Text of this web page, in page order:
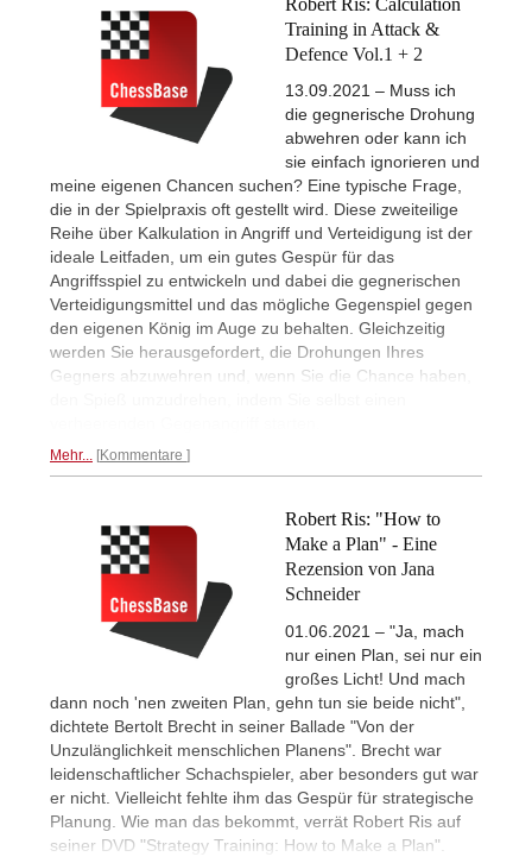
Robert Ris: Calculation
Training in Attack &
Defence Vol.1 + 2
13.09.2021 – Muss ich
die gegnerische Drohung
abwehren oder kann ich
sie einfach ignorieren und
meine eigenen Chancen suchen? Eine typische Frage,
die in der Spielpraxis oft gestellt wird. Diese zweiteilige
Reihe über Kalkulation in Angriff und Verteidigung ist der
ideale Leitfaden, um ein gutes Gespür für das
Angriffsspiel zu entwickeln und dabei die gegnerischen
Verteidigungsmittel und das mögliche Gegenspiel gegen
den eigenen König im Auge zu behalten. Gleichzeitig
werden Sie herausgefordert, die Drohungen Ihres
Gegners abzuwehren und, wenn Sie die Chance haben,
Mehr... Kommentare
Robert Ris: "How to
Make a Plan" - Eine
Rezension von Jana
Schneider
01.06.2021 – "Ja, mach
nur einen Plan, sei nur ein
großes Licht! Und mach
dann noch 'nen zweiten Plan, gehn tun sie beide nicht",
dichtete Bertolt Brecht in seiner Ballade "Von der
Unzulänglichkeit menschlichen Planens". Brecht war
leidenschaftlicher Schachspieler, aber besonders gut war
er nicht. Vielleicht fehlte ihm das Gespür für strategische
Planung. Wie man das bekommt, verrät Robert Ris auf
seiner DVD "Strategy Training: How to Make a Plan".